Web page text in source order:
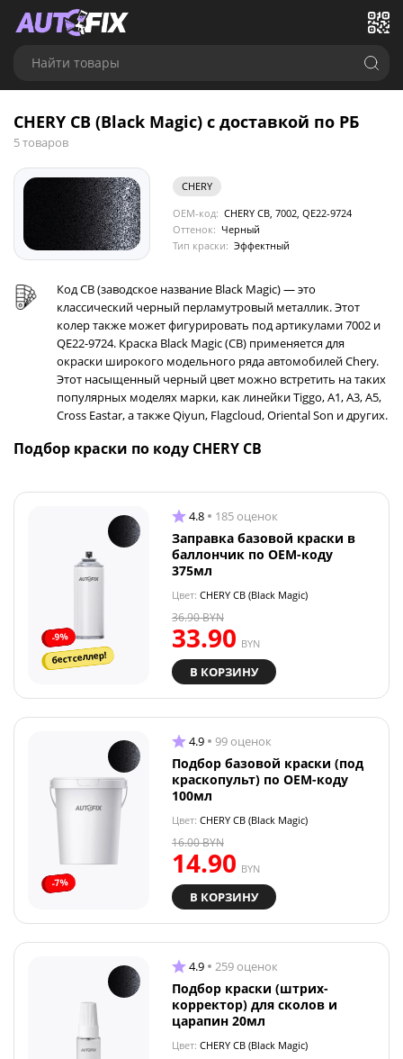
Найти товары
CHERY CB (Black Magic) с доставкой по РБ
5 товаров
CHERY
OEM-код: CHERY CB, 7002, QE22-9724
Оттенок: Черный
Тип краски: Эффектный
Код CB (заводское название Black Magic) — это
классический черный перламутровый металлик. Этот
колер также может фигурировать под артикулами 7002 и
QE22-9724. Краска Black Magic (CB) применяется для
окраски широкого модельного ряда автомобилей Chery.
Этот насыщенный черный цвет можно встретить на таких
популярных моделях марки, как линейки Tiggo, A1, A3, A5,
Cross Eastar, а также Qiyun, Flagcloud, Oriental Son и других.
Подбор краски по коду CHERY CB
-9%
бестселлер!
4.8 185 оценок
Заправка базовой краски в
баллончик по OEM-коду
375мл
Цвет: CHERY CB (Black Magic)
33.90 BYN
36.90BYN
В КОРЗИНУ
-7%
4.9 99 оценок
Подбор базовой краски (под
краскопульт) по OEM-коду
100мл
Цвет: CHERY CB (Black Magic)
14.90 BYN
16.00BYN
В КОРЗИНУ
4.9 259 оценок
Подбор краски (штрих-
корректор) для сколов и
царапин 20мл
Цвет: CHERY CB (Black Magic)